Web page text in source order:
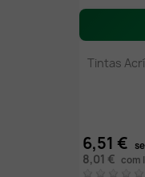
Tintas
6,51 €
8,01 € com